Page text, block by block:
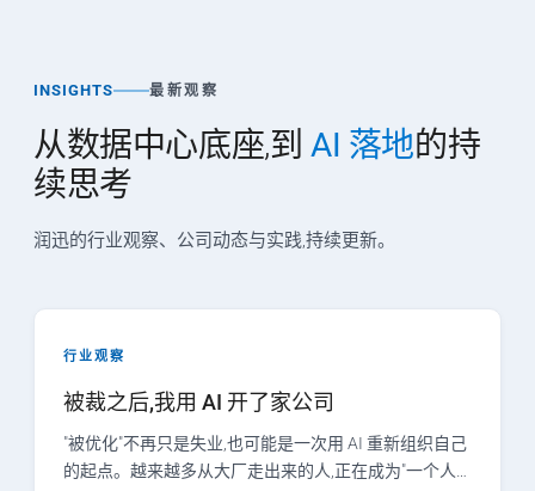
INSIGHTS 最新观察
从数据中心底座,到AI 落地的持
续思考
润迅的行业观察、公司动态与实践,持续更新。
行业观察
被裁之后,我用 AI 开了家公司
"被优化"不再只是失业,也可能是一次用 AI 重新组织自己
的起点。越来越多从大厂走出来的人,正在成为"一个人…